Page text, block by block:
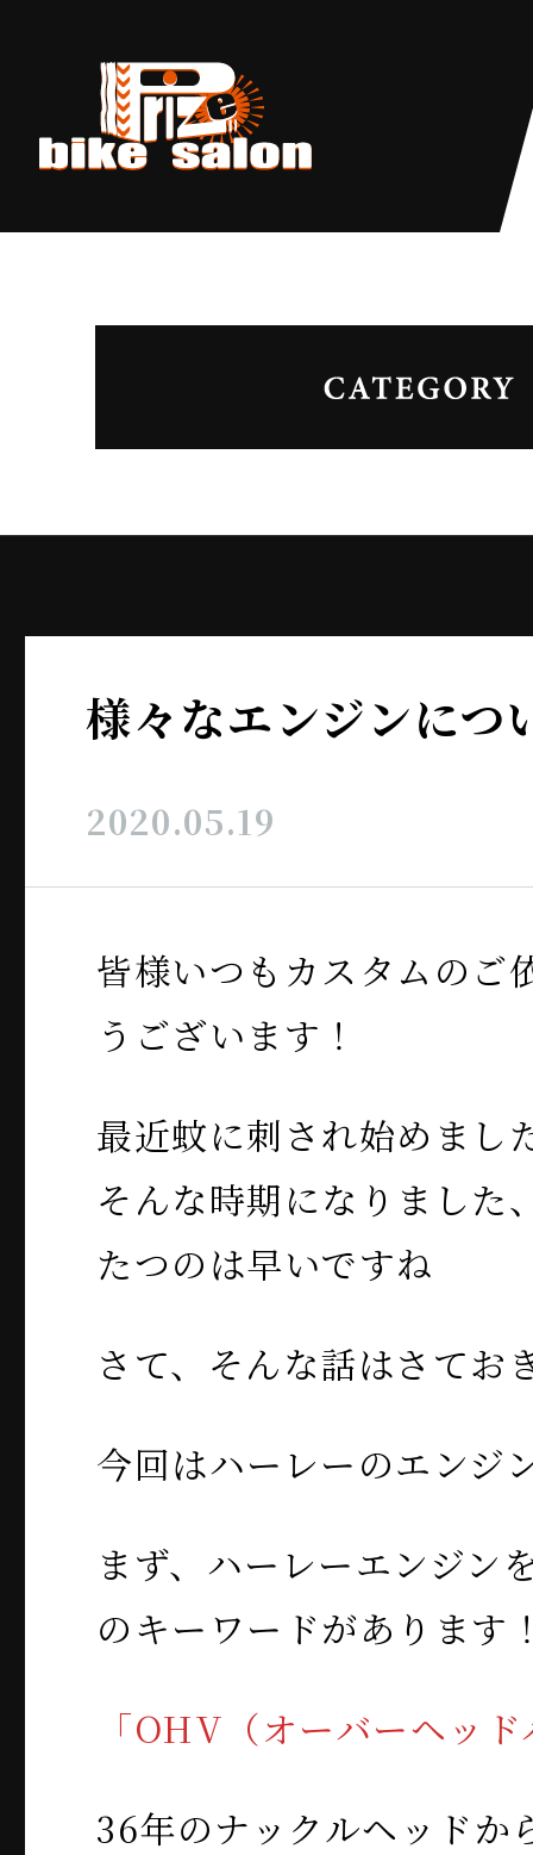
様々なエンジンにつ
2020.05.19
皆様いつもカスタムのご
うございます！
最近蚊に刺され始めまし
そんな時期になりました
たつのは早いですね
さて、そんな話はさてお
今回はハーレーのエンジ
まず、ハーレーエンジン
のキーワードがあります
「OHV（オーバーヘッ
36年のナックルヘッドか